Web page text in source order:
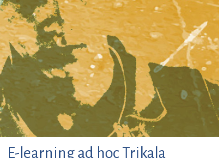
E-learning ad hoc Trikala